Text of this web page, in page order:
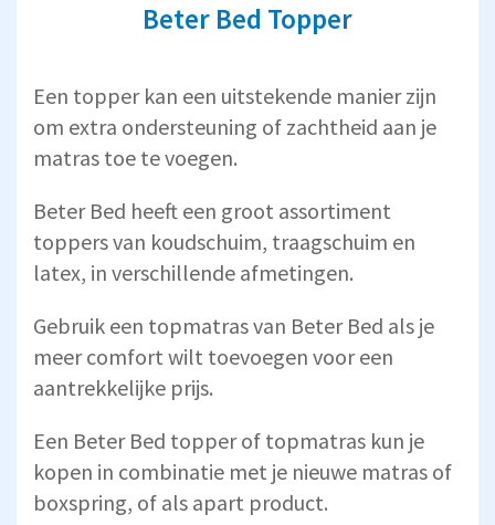
Beter Bed Topper
Een topper kan een uitstekende manier zijn
om extra ondersteuning of zachtheid aan je
matras toe te voegen.
Beter Bed heeft een groot assortiment
toppers van koudschuim, traagschuim en
latex, in verschillende afmetingen.
Gebruik een topmatras van Beter Bed als je
meer comfort wilt toevoegen voor een
aantrekkelijke prijs.
Een Beter Bed topper of topmatras kun je
kopen in combinatie met je nieuwe matras of
boxspring, of als apart product.